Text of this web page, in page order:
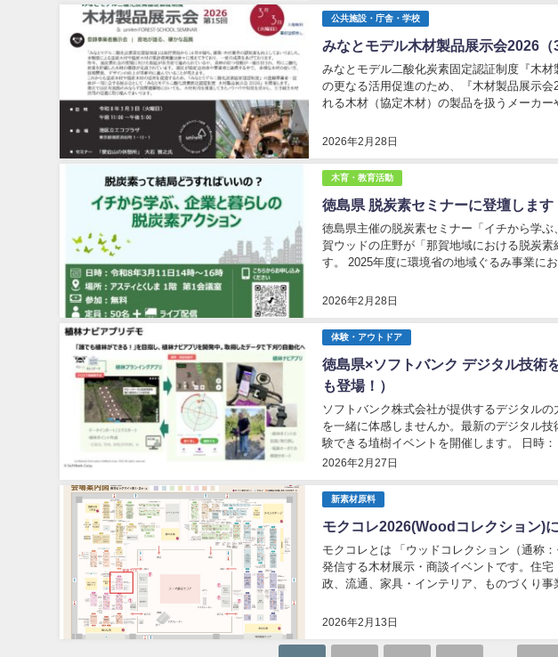
公共施設・庁舎・学校
みなとモデル木材製品展示会2026
2026年2月28日
みなとモデル二酸化炭素固定認証制度『木
の更なる活用促進のため、『木材製品展示
れる木材（協定木材）の製品を扱うメーカ
木育・教育活動
徳島県 脱炭素セミナーに登壇しま
2026年2月28日
徳島県主催の脱炭素セミナー「イチから学
賀ウッドの庄野が「那賀地域における脱炭
す。 2025年度に環境省の地域ぐるみ事業に
体験・アウトドア
徳島県×ソフトバンク デジタル技術
も登場！）
2026年2月27日
ソフトバンク株式会社が提供するデジタル
を一緒に体感しませんか。最新のデジタル
験できる埴樹イベントを開催します。 日時
県那賀町三崎(みさき) 県有林 コンテ...
新素材原料
モクコレ2026(Woodコレクション)
2026年2月13日
モクコレとは 「ウッドコレクション（通称
発信する木材展示・商談イベントです。住
政、流通、家具・インテリア、ものづくり